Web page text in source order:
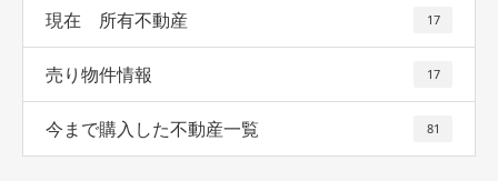
現在 所有不動産 17
売り物件情報 17
今まで購入した不動産一覧 81